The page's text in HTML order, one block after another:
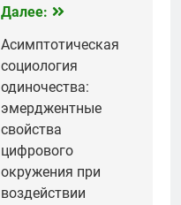
Далее:
Асимптотическая
социология
одиночества:
эмерджентные
свойства
цифрового
окружения при
воздействии